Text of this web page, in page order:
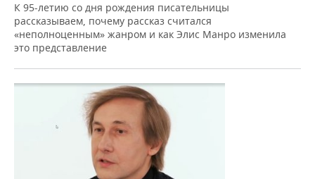
К 95-летию со дня рождения писательницы
рассказываем, почему рассказ считался
«неполноценным» жанром и как Элис Манро изменила
это представление